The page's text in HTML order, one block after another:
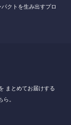
クトを生み出すプロ
まとめてお届けする
。